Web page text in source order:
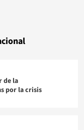
de la
por la crisis